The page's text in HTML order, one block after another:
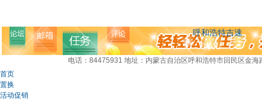
呼和浩特吉速
电话：84475931 地址：内蒙古自治区呼和浩特市回民区金
首页
置换
活动促销